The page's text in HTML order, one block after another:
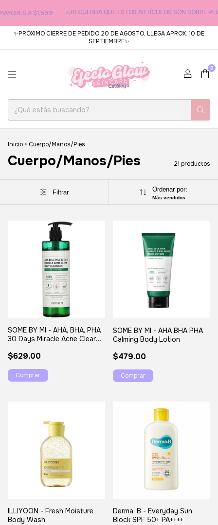
A $1,599! ⭐¡RECUERDA QUE ESTOS ARTÍCULOS SON SOBRE
✨PRÓXIMO CIERRE DE PEDIDO 20 DE AGOSTO, LLEGA APROX. 10 DE
SEPTIEMBRE✨
0
Inicio > Cuerpo/Manos/Pies
Cuerpo/Manos/Pies 21 productos
Filtrar Ordenar por:
Más vendidos
SOME BY MI - AHA, BHA, PHA
30 Days Miracle Acne Clear
$629.00
SOME BY MI - AHA BHA PHA
Calming Body Lotion
$479.00
ILLIYOON - Fresh Moisture
Body Wash
Derma: B - Everyday Sun
Block SPF 50+ PA++++